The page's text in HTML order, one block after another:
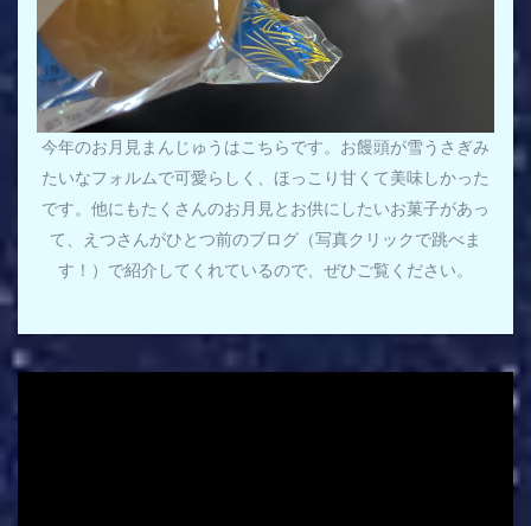
今年のお月見まんじゅうはこちらです。お饅頭が雪うさぎみ
たいなフォルムで可愛らしく、ほっこり甘くて美味しかった
です。他にもたくさんのお月見とお供にしたいお菓子があっ
て、えつさんがひとつ前のブログ（写真クリックで跳べま
す！）で紹介してくれているので、ぜひご覧ください。